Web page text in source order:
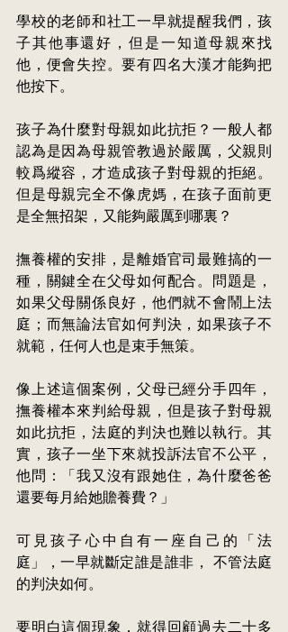
學校的老師和社工一早就提醒我們，孩
子其他事還好，但是一知道母親來找
他，便會失控。要有四名大漢才能夠把
他按下。
孩子為什麼對母親如此抗拒？一般人都
認為是因為母親管教過於嚴厲，父親則
較爲縱容，才造成孩子對母親的拒絕。
但是母親完全不像虎媽，在孩子面前更
是全無招架，又能夠嚴厲到哪裏？
撫養權的安排，是離婚官司最難搞的一
種，關鍵全在父母如何配合。問題是，
如果父母關係良好，他們就不會鬧上法
庭；而無論法官如何判決，如果孩子不
就範，任何人也是束手無策。
像上述這個案例，父母已經分手四年，
撫養權本來判給母親，但是孩子對母親
如此抗拒，法庭的判決也難以執行。其
實，孩子一坐下來就投訴法官不公平，
他問：「我又沒有跟她住，為什麼爸爸
還要每月給她贍養費？」
可見孩子心中自有一座自己的「法
庭」，一早就斷定誰是誰非， 不管法庭
的判決如何。
要明白這個現象，就得回顧過去二十多